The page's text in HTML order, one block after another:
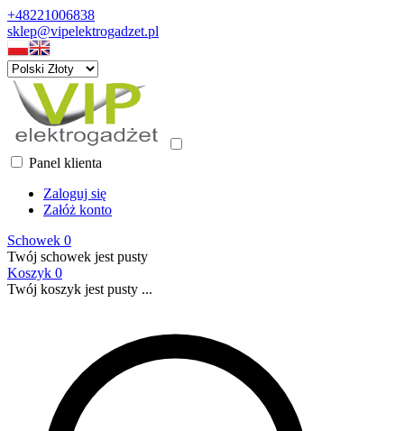
+48221006838
sklep@vipelektrogadzet.pl
Panel klienta
Zaloguj się
Załóż konto
Schowek 0
Twój schowek jest pusty
Koszyk 0
Twój koszyk jest pusty ...